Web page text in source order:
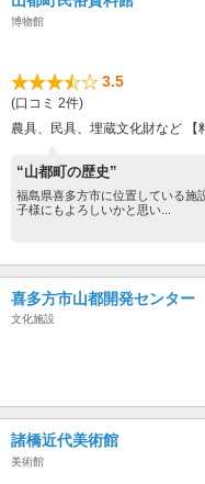
博物館
3.5
(口コミ 2件)
農具、民具、埋蔵文化財など 【
“山都町の歴史”
福島県喜多方市に位置している施
子様にもよろしいかと思い...
喜多方市山都開発センター
文化施設
諸橋近代美術館
美術館